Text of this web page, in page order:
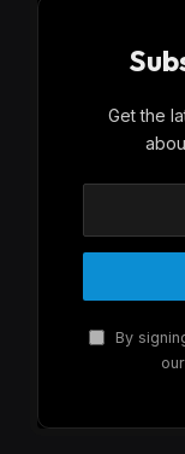
Get the
By
our